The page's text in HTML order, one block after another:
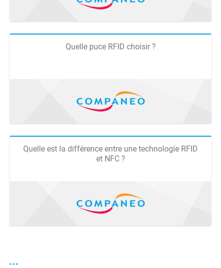
Quelle puce RFID choisir ?
Quelle est la différence entre une technologie RFID
et NFC ?